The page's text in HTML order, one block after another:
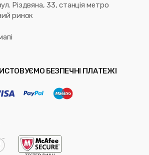
Різдвяна, 33, станція метро
ринок
БЕЗПЕЧНІ ПЛАТЕЖІ